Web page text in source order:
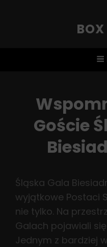
Goście
Śląska Gala
wyjątkowe Postaci
nie tylko. Na
Galach pojawiali
Jednym z bardziej